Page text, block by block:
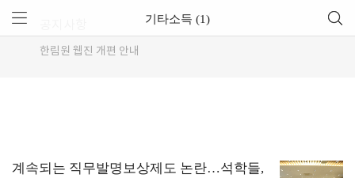
한림원 웹진 개편 안내
기타소득 (1)
계속되는 직무발명보상제도 논란…석학들,